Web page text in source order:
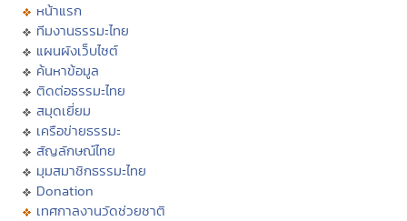
หน้าแรก
ทีมงานธรรมะไทย
แผนผังเว็บไซต์
ค้นหาข้อมูล
ติดต่อธรรมะไทย
สมุดเยี่ยม
เครือข่ายธรรมะ
สัญลักษณ์ไทย
มุมสมาชิกธรรมะไทย
Donation
เทศกาลงานวัดช่วยชาติ